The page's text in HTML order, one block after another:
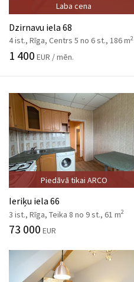
Laba cena
Dzirnavu iela 68
4 ist., Rīga, Centrs 5 no 6 st., 186 m2
1 400 EUR / mēn.
Piedāvā tikai ARCO
Ieriķu iela 66
3 ist., Rīga, Teika 8 no 9 st., 61 m2
73 000 EUR